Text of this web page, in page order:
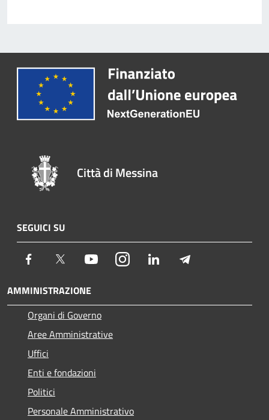
Città di Messina
SEGUICI SU
Facebook Twitter YoutubeInstagram LinkedIn
AMMINISTRAZIONE
Organi di Governo
Aree Amministrative
Uffici
Enti e fondazioni
Politici
Personale Amministrativo